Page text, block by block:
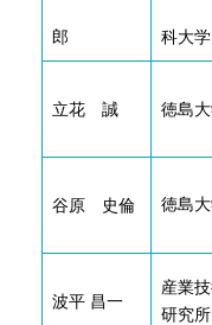
郎 科大学
立花 誠 徳島
谷原 史倫 徳島
波平 昌一
産業
研究所